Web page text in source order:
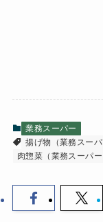
業務スーパー
揚げ物（業務スーパ
肉惣菜（業務スーパー